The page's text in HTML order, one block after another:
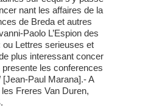
nant les affaires de la
de Breda et autres
Paolo L’Espion des
Lettres serieuses et
plus interessant concer
les conferences
Paul Marana].- A
Freres Van Duren,